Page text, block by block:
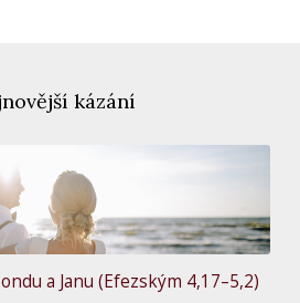
kázání
a Janu (Efezským 4,17–5,2)